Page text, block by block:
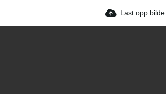
Last opp bilde